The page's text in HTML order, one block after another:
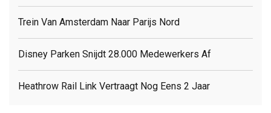
Trein Van Amsterdam Naar Parijs Nord
Disney Parken Snijdt 28.000 Medewerkers Af
Heathrow Rail Link Vertraagt Nog Eens 2 Jaar